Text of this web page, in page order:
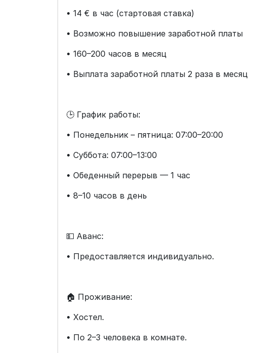
• 14 € в час (стартовая ставка)
• Возможно повышение заработной платы
• 160–200 часов в месяц
• Выплата заработной платы 2 раза в месяц
🕒 График работы:
• Понедельник – пятница: 07:00–20:00
• Суббота: 07:00–13:00
• Обеденный перерыв — 1 час
• 8–10 часов в день
💵 Аванс:
• Предоставляется индивидуально.
🏠 Проживание:
• Хостел.
• По 2–3 человека в комнате.